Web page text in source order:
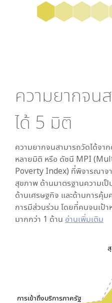
ความยากจน
ได้ 5 มิติ
ความยากจนสามารถวัดได้จา
หลายมิติ หรือ ดัชนี MPI
Poverty Index) ที่พิจารณาจ
สุขภาพ ด้านมาตรฐานความเ
ด้านเศรษฐกิจ และด้านการคุ้
การมีส่วนร่วม โดยที่คนจนเป้
มากกว่า 1 ด้าน อ่านเพิ่มเติม
การเข้าถึงบริการภาครัฐ